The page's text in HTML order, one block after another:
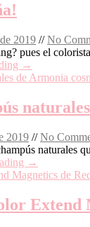
2019 //No
pues el
→
2019 //No
naturales
→
Extend